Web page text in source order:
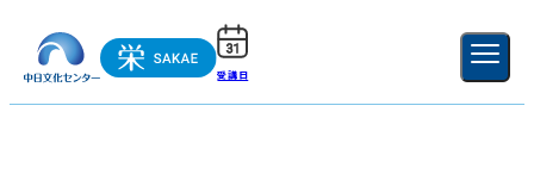
受講日 新規登録